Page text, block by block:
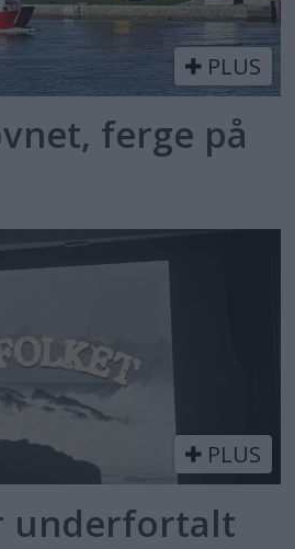
PLUS
ferge på
PLUS
underfortalt